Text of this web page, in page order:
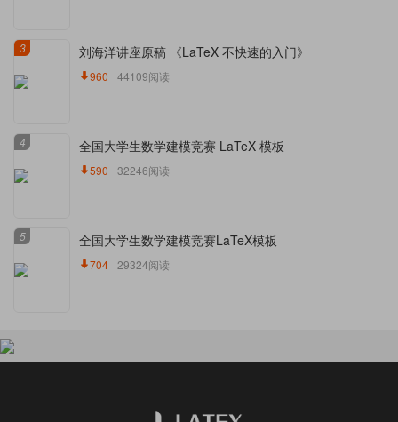
3 刘海洋讲座原稿 《LaTeX 不快速的入门》
960 44109阅读
4 全国大学生数学建模竞赛 LaTeX 模板
590 32246阅读
5 全国大学生数学建模竞赛LaTeX模板
704 29324阅读